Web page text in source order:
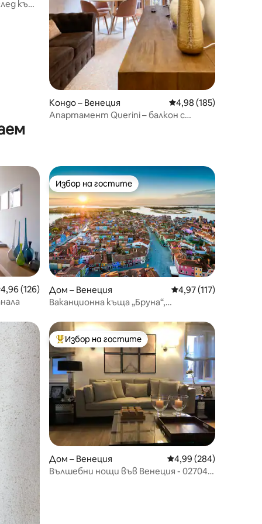
към
Кондо – Венеция Средна оценка: 4,98
4,98 (185)
Апартамент Querini – балкон с
оценка: 4,96 от 5, 126 отзива
4,96 (126)
Избор на гостите
Избор на гостите
Дом – Венеция Средна оценка: 4,97
4,97 (117)
Ваканционна къща „Бруна“,
Най-популярен избор на гостите
Избор на гостите
Дом – Венеция Средна оценка: 4,99
4,99 (284)
Вълшебни нощи във Венеция - 027042